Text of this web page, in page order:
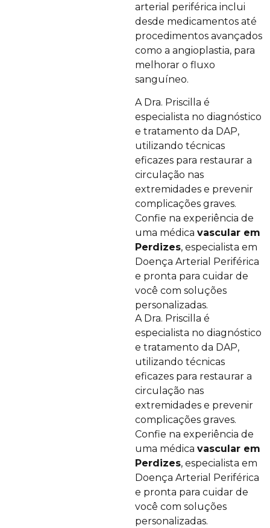
arterial periférica inclui
desde medicamentos até
procedimentos avançados
como a angioplastia, para
melhorar o fluxo
sanguíneo.
A Dra. Priscilla é
especialista no diagnóstico
e tratamento da DAP,
utilizando técnicas
eficazes para restaurar a
circulação nas
extremidades e prevenir
complicações graves.
Confie na experiência de
uma médica vascular em
Perdizes, especialista em
Doença Arterial Periférica
e pronta para cuidar de
você com soluções
personalizadas.
A Dra. Priscilla é
especialista no diagnóstico
e tratamento da DAP,
utilizando técnicas
eficazes para restaurar a
circulação nas
extremidades e prevenir
complicações graves.
Confie na experiência de
uma médica vascular em
Perdizes, especialista em
Doença Arterial Periférica
e pronta para cuidar de
você com soluções
personalizadas.